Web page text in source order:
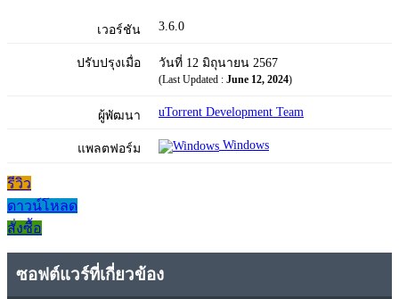
เวอร์ชัน 3.6.0
ปรับปรุงเมื่อ วันที่ 12 มิถุนายน 2567
(Last Updated : June 12, 2024)
ผู้พัฒนา uTorrent Development Team
แพลตฟอร์ม Windows
รีวิว
ดาวน์โหลด
สั่งซื้อ
ซอฟต์แวร์ที่เกี่ยวข้อง